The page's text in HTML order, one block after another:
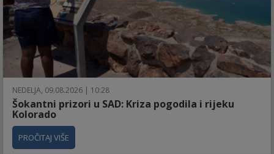
NEDELJA, 09.08.2026 | 10:28
Šokantni prizori u SAD: Kriza pogodila i rijeku
Kolorado
PROČITAJ VIŠE